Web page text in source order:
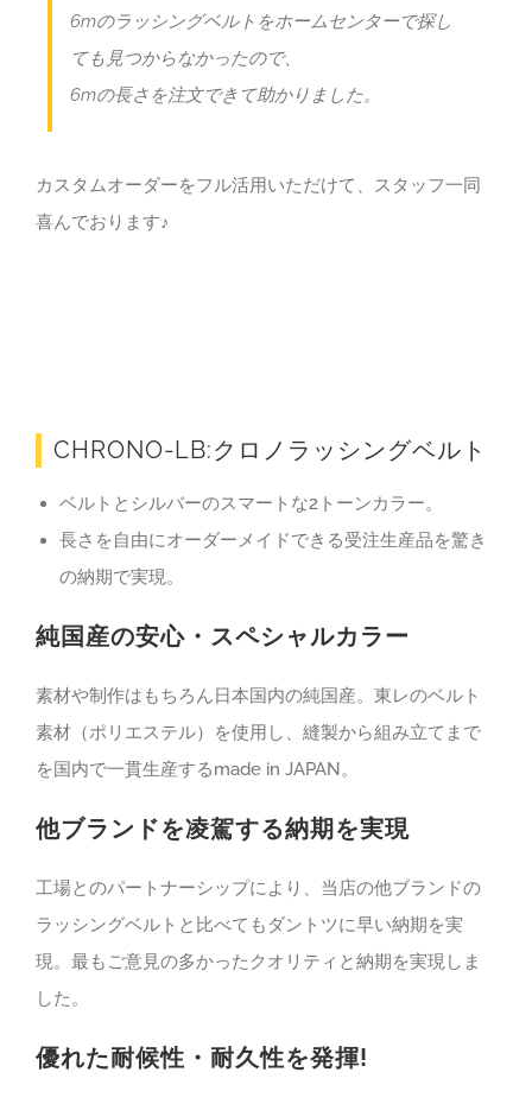
6mのラッシングベルトをホームセンターで探し
ても見つからなかったので、
6mの長さを注文できて助かりました。
カスタムオーダーをフル活用いただけて、スタッフ一同
喜んでおります♪
CHRONO-LB:クロノラッシングベルト
ベルトとシルバーのスマートな2トーンカラー。
長さを自由にオーダーメイドできる受注生産品を驚き
の納期で実現。
純国産の安心・スペシャルカラー
素材や制作はもちろん日本国内の純国産。東レのベルト
素材（ポリエステル）を使用し、縫製から組み立てまで
を国内で一貫生産するmade in JAPAN。
他ブランドを凌駕する納期を実現
工場とのパートナーシップにより、当店の他ブランドの
ラッシングベルトと比べてもダントツに早い納期を実
現。最もご意見の多かったクオリティと納期を実現しま
した。
優れた耐候性・耐久性を発揮!